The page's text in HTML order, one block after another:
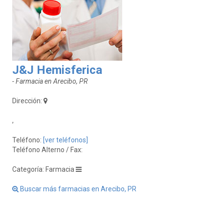
J&J Hemisferica
- Farmacia en Arecibo, PR
Dirección:
,
Teléfono: [ver teléfonos]
Teléfono Alterno / Fax:
Categoría: Farmacia
Buscar más farmacias en Arecibo, PR